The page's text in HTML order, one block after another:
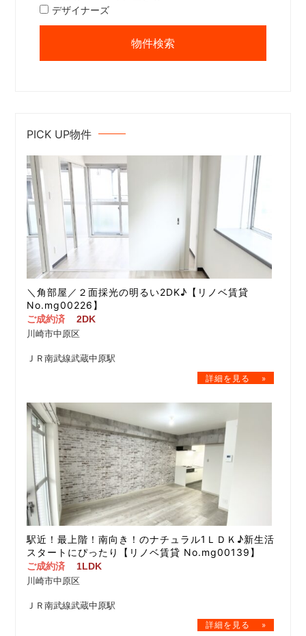
デザイナーズ
PICK UP物件
＼角部屋／２面採光の明るい2DK♪【リノベ賃貸
No.mg00226】
ご成約済
2DK
川崎市中原区
ＪＲ南武線武蔵中原駅
駅近！最上階！南向き！のナチュラル1ＬＤＫ♪新生活
スタートにぴったり【リノベ賃貸 No.mg00139】
ご成約済
1LDK
川崎市中原区
ＪＲ南武線武蔵中原駅